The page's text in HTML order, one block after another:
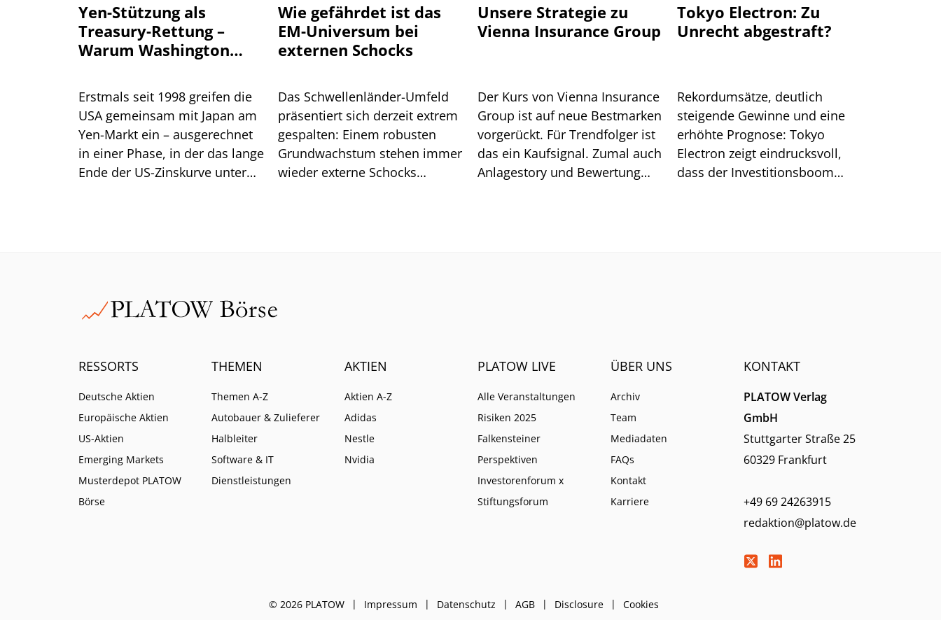
Yen-Stützung als
Treasury-Rettung –
Warum Washington
will
Erstmals seit 1998 greifen die
USA gemeinsam mit Japan am
Yen-Markt ein – ausgerechnet
in einer Phase, in der das lange
Ende der US-Zinskurve unter
Wie gefährdet ist das
EM-Universum bei
externen Schocks
Das Schwellenländer-Umfeld
präsentiert sich derzeit extrem
gespalten: Einem robusten
Grundwachstum stehen immer
wieder externe Schocks
Unsere Strategie zu
Vienna Insurance Group
Der Kurs von Vienna Insurance
Group ist auf neue Bestmarken
vorgerückt. Für Trendfolger ist
das ein Kaufsignal. Zumal auch
Anlagestory und Bewertung
Tokyo Electron: Zu
Unrecht abgestraft?
Rekordumsätze, deutlich
steigende Gewinne und eine
erhöhte Prognose: Tokyo
Electron zeigt eindrucksvoll,
dass der Investitionsboom
RESSORTS
Deutsche Aktien
Europäische Aktien
US-Aktien
Emerging Markets
Musterdepot PLATOW
Börse
THEMEN
Themen A-Z
Autobauer & Zulieferer
Halbleiter
Software & IT
Dienstleistungen
AKTIEN
Aktien A-Z
Adidas
Nestle
Nvidia
PLATOW LIVE
Alle Veranstaltungen
Risiken 2025
Falkensteiner
Perspektiven
Investorenforum x
Stiftungsforum
ÜBER UNS
Archiv
Team
Mediadaten
FAQs
Kontakt
Karriere
KONTAKT
PLATOW Verlag
GmbH
Stuttgarter Straße 25
60329 Frankfurt
+49 69 24263915
redaktion@platow.de
© 2026 PLATOW Impressum Datenschutz AGB Disclosure Cookies